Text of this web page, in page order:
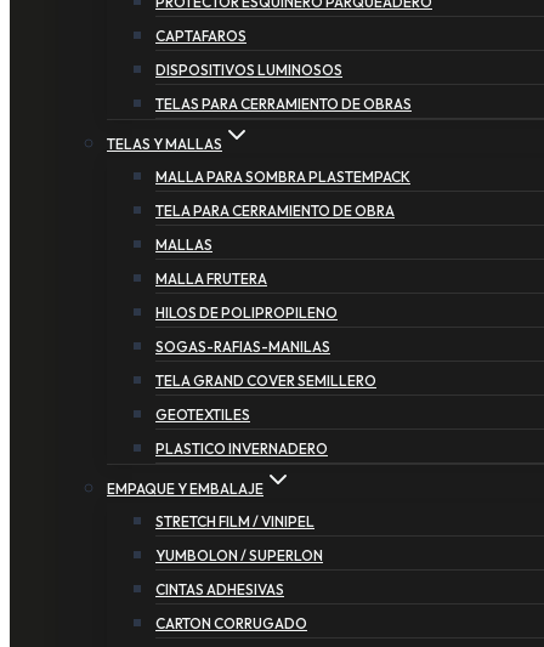
CAPTAFAROS
DISPOSITIVOS LUMINOSOS
TELAS PARA CERRAMIENTO DE OBRAS
TELAS Y MALLAS
MALLA PARA SOMBRA PLASTEMPACK
TELA PARA CERRAMIENTO DE OBRA
MALLAS
MALLA FRUTERA
HILOS DE POLIPROPILENO
SOGAS-RAFIAS-MANILAS
TELA GRAND COVER SEMILLERO
GEOTEXTILES
PLASTICO INVERNADERO
EMPAQUE Y EMBALAJE
STRETCH FILM / VINIPEL
YUMBOLON / SUPERLON
CINTAS ADHESIVAS
CARTON CORRUGADO